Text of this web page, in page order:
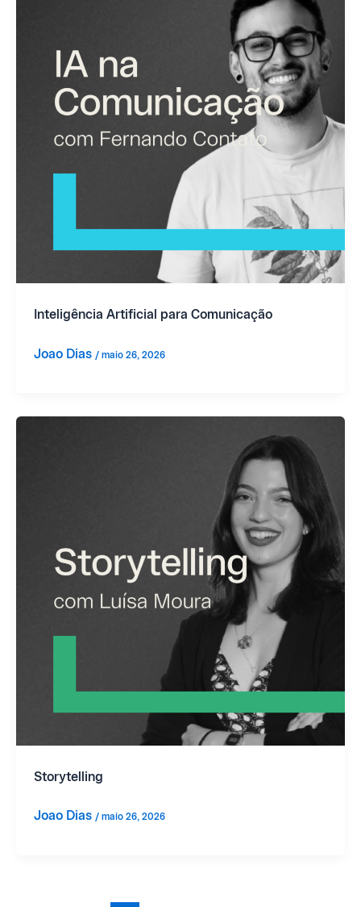
Inteligência Artificial para Comunicação
Joao Dias / maio 26, 2026
Storytelling
Joao Dias / maio 26, 2026